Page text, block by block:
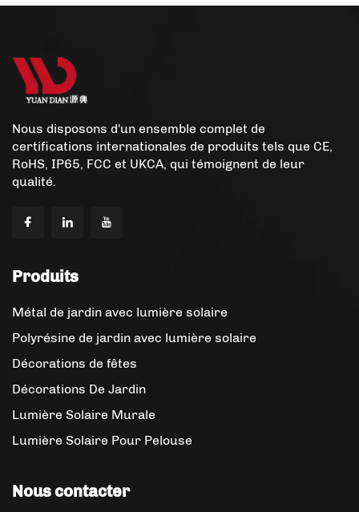
Nous disposons d'un ensemble complet de
certifications internationales de produits tels que CE,
RoHS, IP65, FCC et UKCA, qui témoignent de leur
qualité.
Produits
Métal de jardin avec lumière solaire
Polyrésine de jardin avec lumière solaire
Décorations de fêtes
Décorations De Jardin
Lumière Solaire Murale
Lumière Solaire Pour Pelouse
Nous contacter